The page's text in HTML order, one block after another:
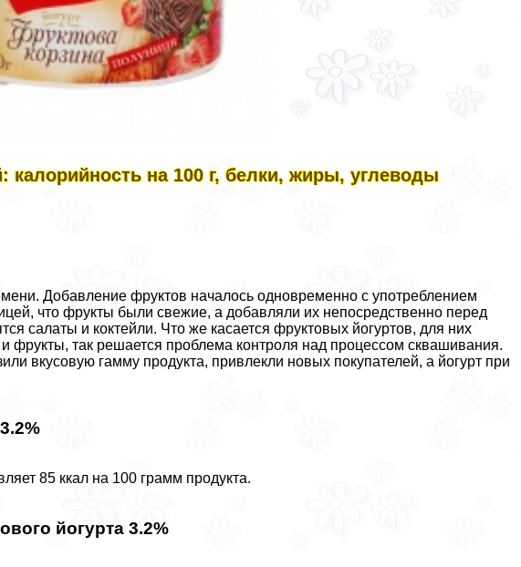
на 100 г, белки, жиры, углеводы
Добавление фруктов началось одновременно с употрeблением
что фрукты были свежие, а добавляли их непосредственно перед
салаты и коктейли. Что же касается фруктовых йогуртов, для них
фрукты, так решается проблема контроля над процессом сквашивания.
вкусовую гамму продукта, привлекли новых покупателей, а йогурт при
85 ккал на 100 грамм продукта.
йогурта 3.2%